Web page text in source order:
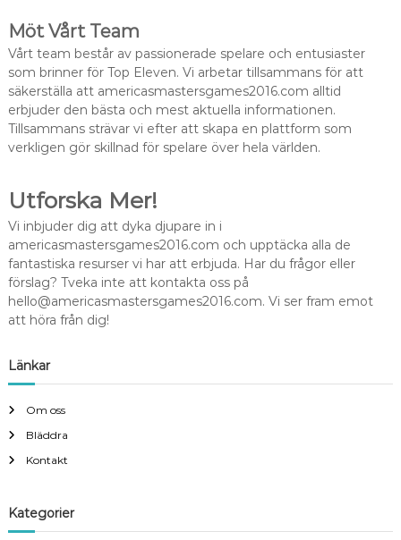
Möt Vårt Team
Vårt team består av passionerade spelare och entusiaster
som brinner för Top Eleven. Vi arbetar tillsammans för att
säkerställa att americasmastersgames2016.com alltid
erbjuder den bästa och mest aktuella informationen.
Tillsammans strävar vi efter att skapa en plattform som
verkligen gör skillnad för spelare över hela världen.
Utforska Mer!
Vi inbjuder dig att dyka djupare in i
americasmastersgames2016.com och upptäcka alla de
fantastiska resurser vi har att erbjuda. Har du frågor eller
förslag? Tveka inte att kontakta oss på
hello@americasmastersgames2016.com. Vi ser fram emot
att höra från dig!
Länkar
Om oss
Bläddra
Kontakt
Kategorier